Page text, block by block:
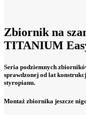
Zbiornik na
TITANIUM
Seria podziemnych
sprawdzonej od lat
styropianu.
Montaż zbiornika jeszcze